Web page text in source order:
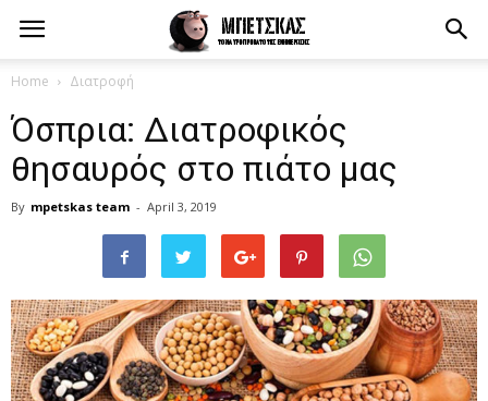
Home Διατροφή
Όσπρια: Διατροφικός
θησαυρός στο πιάτο μας
By mpetskas team - April 3, 2019